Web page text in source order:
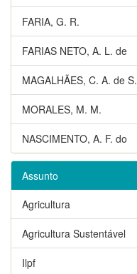
FARIA, G. R.
FARIAS NETO, A. L. de
MAGALHÃES, C. A. de S.
MORALES, M. M.
NASCIMENTO, A. F. do
Assunto
Agricultura
Agricultura Sustentável
Ilpf